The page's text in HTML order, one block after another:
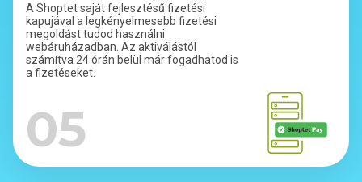
A Shoptet saját fejlesztésű fizetési
kapujával a legkényelmesebb fizetési
megoldást tudod használni
webáruházadban. Az aktiválástól
számítva 24 órán belül már fogadhatod is
a fizetéseket.
05